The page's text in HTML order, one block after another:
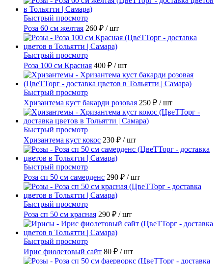
Быстрый просмотр
Роза 60 см желтая 260 ₽ / шт
Быстрый просмотр
Роза 100 см Красная 400 ₽ / шт
Быстрый просмотр
Хризантема куст бакарди розовая 250 ₽ / шт
Быстрый просмотр
Хризантема куст кокос 230 ₽ / шт
Быстрый просмотр
Роза сп 50 см самерденс 290 ₽ / шт
Быстрый просмотр
Роза сп 50 см красная 290 ₽ / шт
Быстрый просмотр
Ирис фиолетовый сайт 80 ₽ / шт